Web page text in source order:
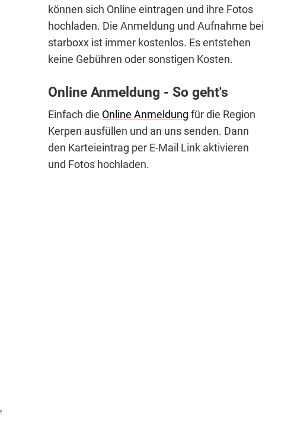
,
können sich Online eintragen und ihre Fotos
hochladen. Die Anmeldung und Aufnahme bei
starboxx ist immer kostenlos. Es entstehen
keine Gebühren oder sonstigen Kosten.
Online Anmeldung - So geht's
Einfach die Online Anmeldung für die Region
Kerpen ausfüllen und an uns senden. Dann
den Karteieintrag per E-Mail Link aktivieren
und Fotos hochladen.